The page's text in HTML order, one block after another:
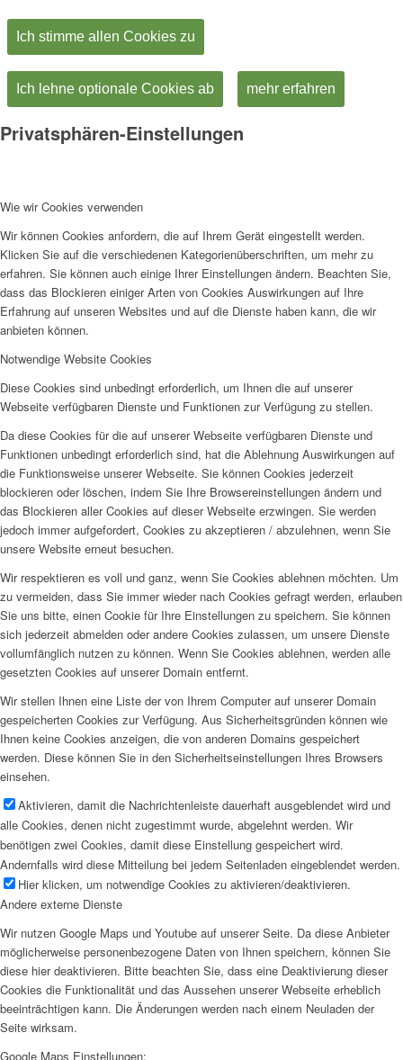
Ich stimme allen Cookies zu
Ich lehne optionale Cookies ab mehr erfahren
Privatsphären-Einstellungen
Wie wir Cookies verwenden
Wir können Cookies anfordern, die auf Ihrem Gerät eingestellt werden.
Klicken Sie auf die verschiedenen Kategorienüberschriften, um mehr zu
erfahren. Sie können auch einige Ihrer Einstellungen ändern. Beachten Sie,
dass das Blockieren einiger Arten von Cookies Auswirkungen auf Ihre
Erfahrung auf unseren Websites und auf die Dienste haben kann, die wir
anbieten können.
Notwendige Website Cookies
Diese Cookies sind unbedingt erforderlich, um Ihnen die auf unserer
Webseite verfügbaren Dienste und Funktionen zur Verfügung zu stellen.
Da diese Cookies für die auf unserer Webseite verfügbaren Dienste und
Funktionen unbedingt erforderlich sind, hat die Ablehnung Auswirkungen auf
die Funktionsweise unserer Webseite. Sie können Cookies jederzeit
blockieren oder löschen, indem Sie Ihre Browsereinstellungen ändern und
das Blockieren aller Cookies auf dieser Webseite erzwingen. Sie werden
jedoch immer aufgefordert, Cookies zu akzeptieren / abzulehnen, wenn Sie
unsere Website erneut besuchen.
Wir respektieren es voll und ganz, wenn Sie Cookies ablehnen möchten. Um
zu vermeiden, dass Sie immer wieder nach Cookies gefragt werden, erlauben
Sie uns bitte, einen Cookie für Ihre Einstellungen zu speichern. Sie können
sich jederzeit abmelden oder andere Cookies zulassen, um unsere Dienste
vollumfänglich nutzen zu können. Wenn Sie Cookies ablehnen, werden alle
gesetzten Cookies auf unserer Domain entfernt.
Wir stellen Ihnen eine Liste der von Ihrem Computer auf unserer Domain
gespeicherten Cookies zur Verfügung. Aus Sicherheitsgründen können wie
Ihnen keine Cookies anzeigen, die von anderen Domains gespeichert
werden. Diese können Sie in den Sicherheitseinstellungen Ihres Browsers
einsehen.
Aktivieren, damit die Nachrichtenleiste dauerhaft ausgeblendet wird und
alle Cookies, denen nicht zugestimmt wurde, abgelehnt werden. Wir
benötigen zwei Cookies, damit diese Einstellung gespeichert wird.
Andernfalls wird diese Mitteilung bei jedem Seitenladen eingeblendet werden.
Hier klicken, um notwendige Cookies zu aktivieren/deaktivieren.
Andere externe Dienste
Wir nutzen Google Maps und Youtube auf unserer Seite. Da diese Anbieter
möglicherweise personenbezogene Daten von Ihnen speichern, können Sie
diese hier deaktivieren. Bitte beachten Sie, dass eine Deaktivierung dieser
Cookies die Funktionalität und das Aussehen unserer Webseite erheblich
beeinträchtigen kann. Die Änderungen werden nach einem Neuladen der
Seite wirksam.
Google Maps Einstellungen: